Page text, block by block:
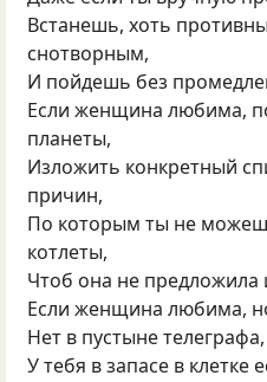
Встанешь, хоть
снотворным,
И пойдешь без
Если женщина любима,
планеты,
Изложить конкретный
причин,
По которым ты не
котлеты,
Чтоб она не предложила
Если женщина любима,
Нет в пустыне
У тебя в запасе в клетке